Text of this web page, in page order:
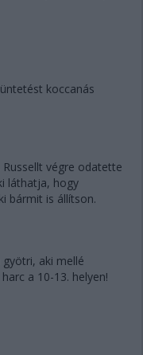
koccanás
végre odatette
láthatja, hogy
bármit is állítson.
aki mellé
a 10-13. helyen!